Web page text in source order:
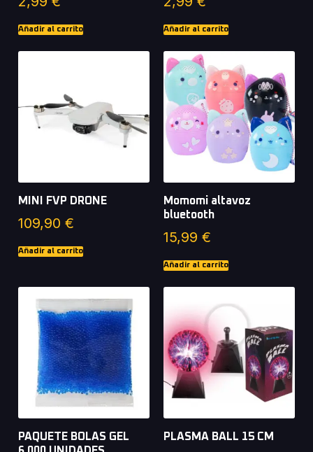
Añadir al carrito Añadir al carrito
MINI FVP DRONE
109,90 €
Añadir al carrito
Momomi altavoz
bluetooth
15,99 €
Añadir al carrito
PAQUETE BOLAS GEL
PLASMA BALL 15 CM